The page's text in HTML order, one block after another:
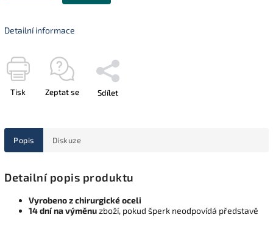
Detailní informace
Tisk Zeptat se Sdílet
Popis Diskuze
Detailní popis produktu
Vyrobeno z chirurgické oceli
14 dní na výměnuzboží, pokud šperk neodpovídá představě